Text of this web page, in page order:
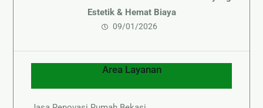
Estetik & Hemat Biaya
09/01/2026
Area Layanan